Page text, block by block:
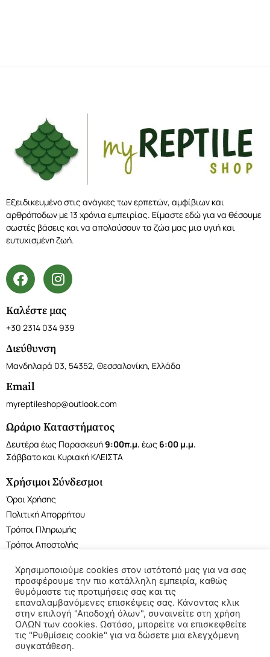
Εξειδικευμένο στις ανάγκες των ερπετών, αμφίβιων και
αρθρόποδων με 13 χρόνια εμπειρίας. Είμαστε εδώ για να θέσουμε
σωστές βάσεις και να απολαύσουν τα ζώα μας μια υγιή και
ευτυχισμένη ζωή.
Καλέστε μας
+30 2314 034 939
Διεύθυνση
Μανδηλαρά 03, 54352, Θεσσαλονίκη, Ελλάδα
Email
myreptileshop@outlook.com
Ωράριο Καταστήματος
Δευτέρα έως Παρασκευή9:00π.μ. έως 6:00 μ.μ.
Σάββατο και Κυριακή ΚΛΕΙΣΤΑ
Χρήσιμοι Σύνδεσμοι
Όροι Χρήσης
Πολιτική Απορρήτου
Τρόποι Πληρωμής
Τρόποι Αποστολής
©2022 My Reptile Shop. All rights reserved.
Χρησιμοποιούμε cookies στον ιστότοπό μας για να σας
προσφέρουμε την πιο κατάλληλη εμπειρία, καθώς
θυμόμαστε τις προτιμήσεις σας και τις
επαναλαμβανόμενες επισκέψεις σας. Κάνοντας κλικ
στην επιλογή "Αποδοχή όλων", συναινείτε στη χρήση
ΟΛΩΝ των cookies. Ωστόσο, μπορείτε να επισκεφθείτε
τις "Ρυθμίσεις cookie" για να δώσετε μια ελεγχόμενη
συγκατάθεση.